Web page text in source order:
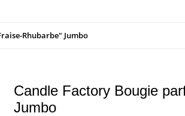
Rhubarbe" Jumbo
Candle Factory Bougie
Jumbo